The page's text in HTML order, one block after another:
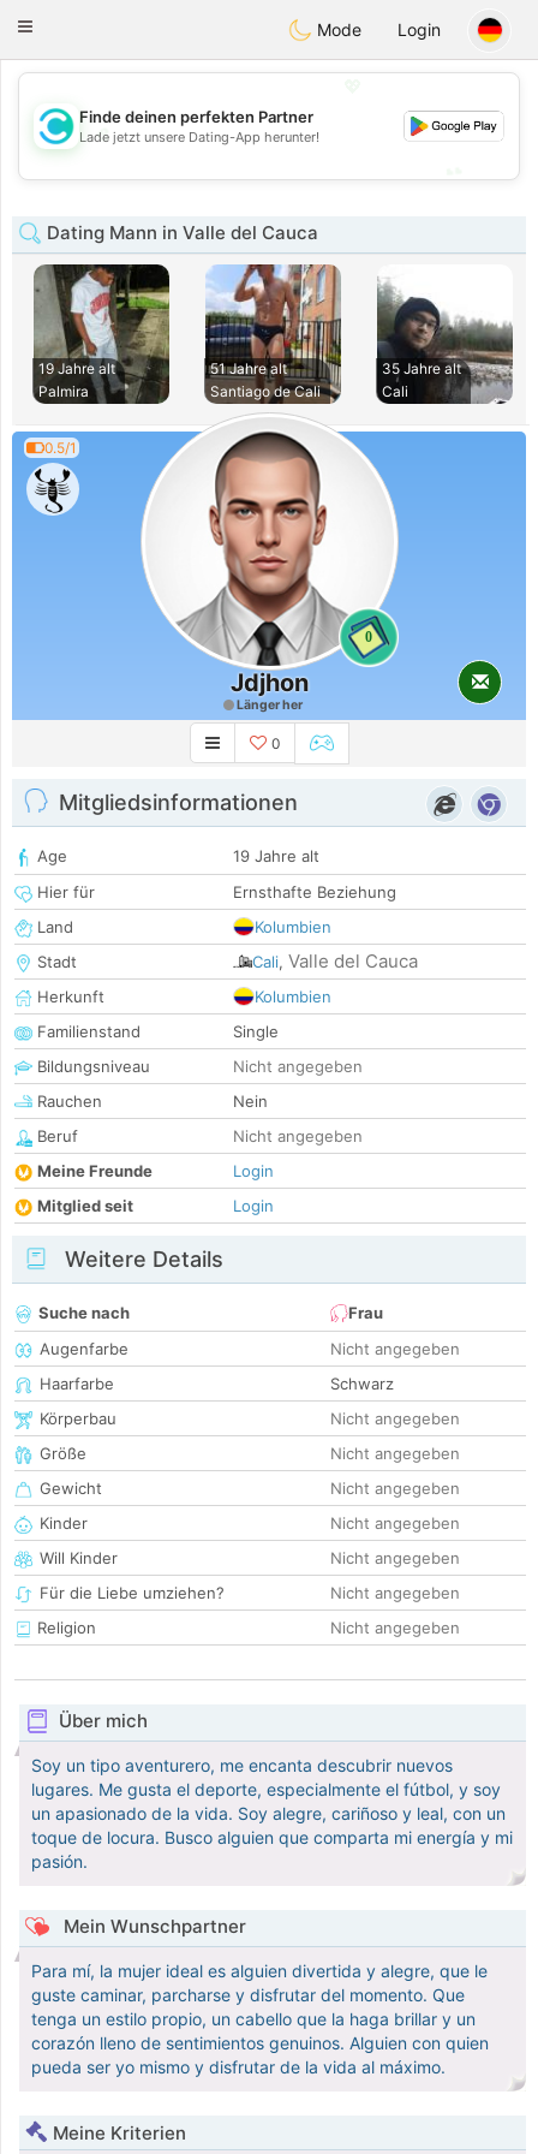
olombiaCitas
Toggle
Mode Login
💖
💕
Finde deinen perfekten Partner
Lade jetzt unsere Dating-App herunter!
Dating Mann in Valle del Cauca
19 Jahre alt
Palmira
51 Jahre alt
Santiago de Cali
35 Jahre alt
Cali
0.5/1
0
Jdjhon
Länger her
0
Mitgliedsinformationen
Age
19 Jahre alt
Hier für
Ernsthafte Beziehung
Land
Kolumbien
Stadt
Cali, Valle del Cauca
Herkunft
Kolumbien
Familienstand
Single
Bildungsniveau
Nicht angegeben
Rauchen
Nein
Beruf
Nicht angegeben
Meine Freunde
Login
Mitglied seit
Login
Weitere Details
Suche nach
Frau
Augenfarbe
Nicht angegeben
Haarfarbe
Schwarz
Körperbau
Nicht angegeben
Größe
Nicht angegeben
Gewicht
Nicht angegeben
Kinder
Nicht angegeben
Will Kinder
Nicht angegeben
Für die Liebe umziehen?
Nicht angegeben
Religion
Nicht angegeben
Über mich
Soy un tipo aventurero, me encanta descubrir nuevos
lugares. Me gusta el deporte, especialmente el fútbol, y soy
un apasionado de la vida. Soy alegre, cariñoso y leal, con un
toque de locura. Busco alguien que comparta mi energía y mi
pasión.
Mein Wunschpartner
Para mí, la mujer ideal es alguien divertida y alegre, que le
guste caminar, parcharse y disfrutar del momento. Que
tenga un estilo propio, un cabello que la haga brillar y un
corazón lleno de sentimientos genuinos. Alguien con quien
pueda ser yo mismo y disfrutar de la vida al máximo.
Meine Kriterien